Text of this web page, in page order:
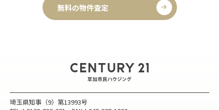
無料の物件査定
埼玉県知事（9）第13993号